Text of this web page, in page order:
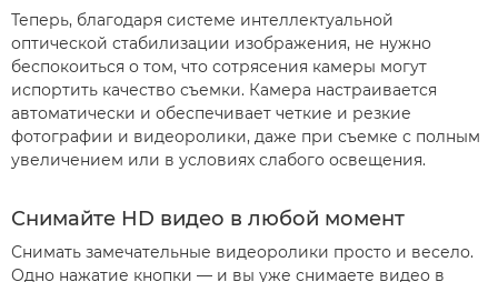
Теперь, благодаря системе интеллектуальной
оптической стабилизации изображения, не нужно
беспокоиться о том, что сотрясения камеры могут
испортить качество съемки. Камера настраивается
автоматически и обеспечивает четкие и резкие
фотографии и видеоролики, даже при съемке с полным
увеличением или в условиях слабого освещения.
Снимайте HD видео в любой момент
Снимать замечательные видеоролики просто и весело.
Одно нажатие кнопки — и вы уже снимаете видео в